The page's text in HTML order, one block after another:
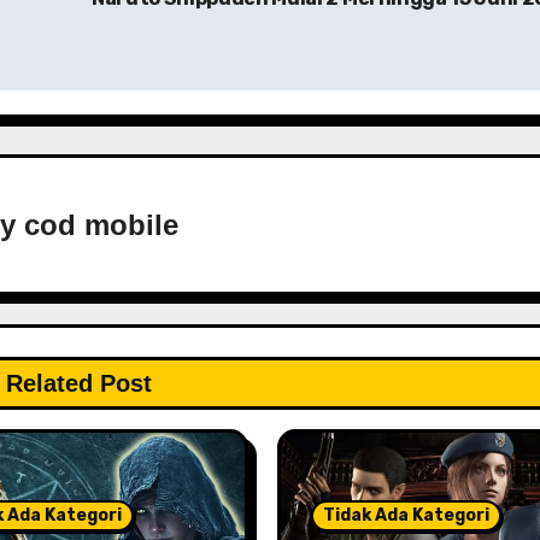
cod mobile
Related Post
Ada Kategori Tidak Ada Kategori